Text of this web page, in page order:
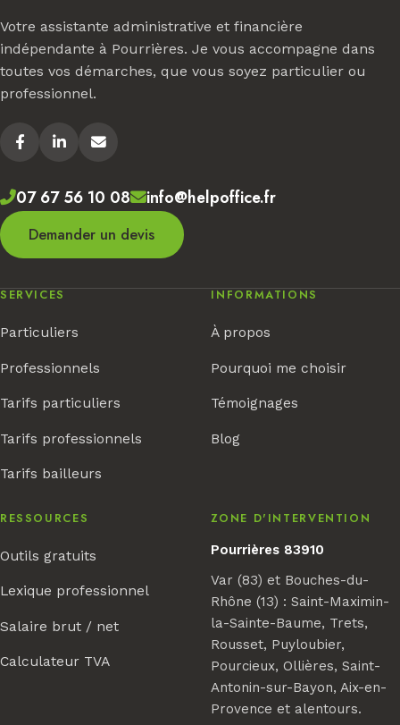
Votre assistante administrative et financière
indépendante à Pourrières. Je vous accompagne dans
toutes vos démarches, que vous soyez particulier ou
professionnel.
07 67 56 10 08 info@helpoffice.fr
Demander un devis
SERVICES
Particuliers
Professionnels
Tarifs particuliers
Tarifs professionnels
Tarifs bailleurs
INFORMATIONS
À propos
Pourquoi me choisir
Témoignages
Blog
RESSOURCES
Outils gratuits
Lexique professionnel
Salaire brut / net
Calculateur TVA
ZONE D'INTERVENTION
Pourrières 83910
Var (83) et Bouches-du-
Rhône (13) : Saint-Maximin-
la-Sainte-Baume, Trets,
Rousset, Puyloubier,
Pourcieux, Ollières, Saint-
Antonin-sur-Bayon, Aix-en-
Provence et alentours.